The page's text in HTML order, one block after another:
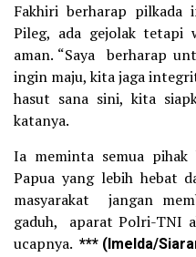
Fakhiri berharap pilkada
Pileg, ada gejolak tetapi
aman. “Saya berharap
ingin maju, kita jaga
hasut sana sini, kita
katanya.
Ia meminta semua
Papua yang lebih hebat
masyarakat jangan
gaduh, aparat Polri-TNI
ucapnya. *** (Imelda/